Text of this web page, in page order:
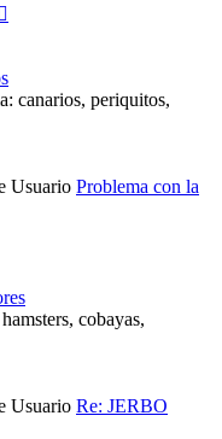
canarios, periquitos,
Problema con la
cobayas,
Re: JERBO